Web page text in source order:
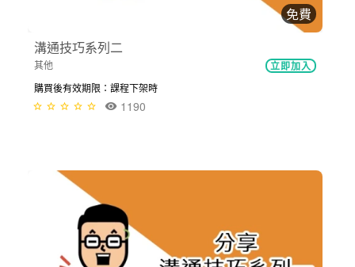
免費
溝通技巧系列二
其他 立即加入
購買後有效期限：課程下架時
1190